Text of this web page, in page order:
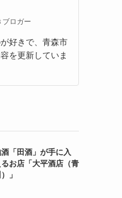
ブロガー
好きで、青森市
を更新していま
「田酒」が手に入
お店「大平酒店（青
」